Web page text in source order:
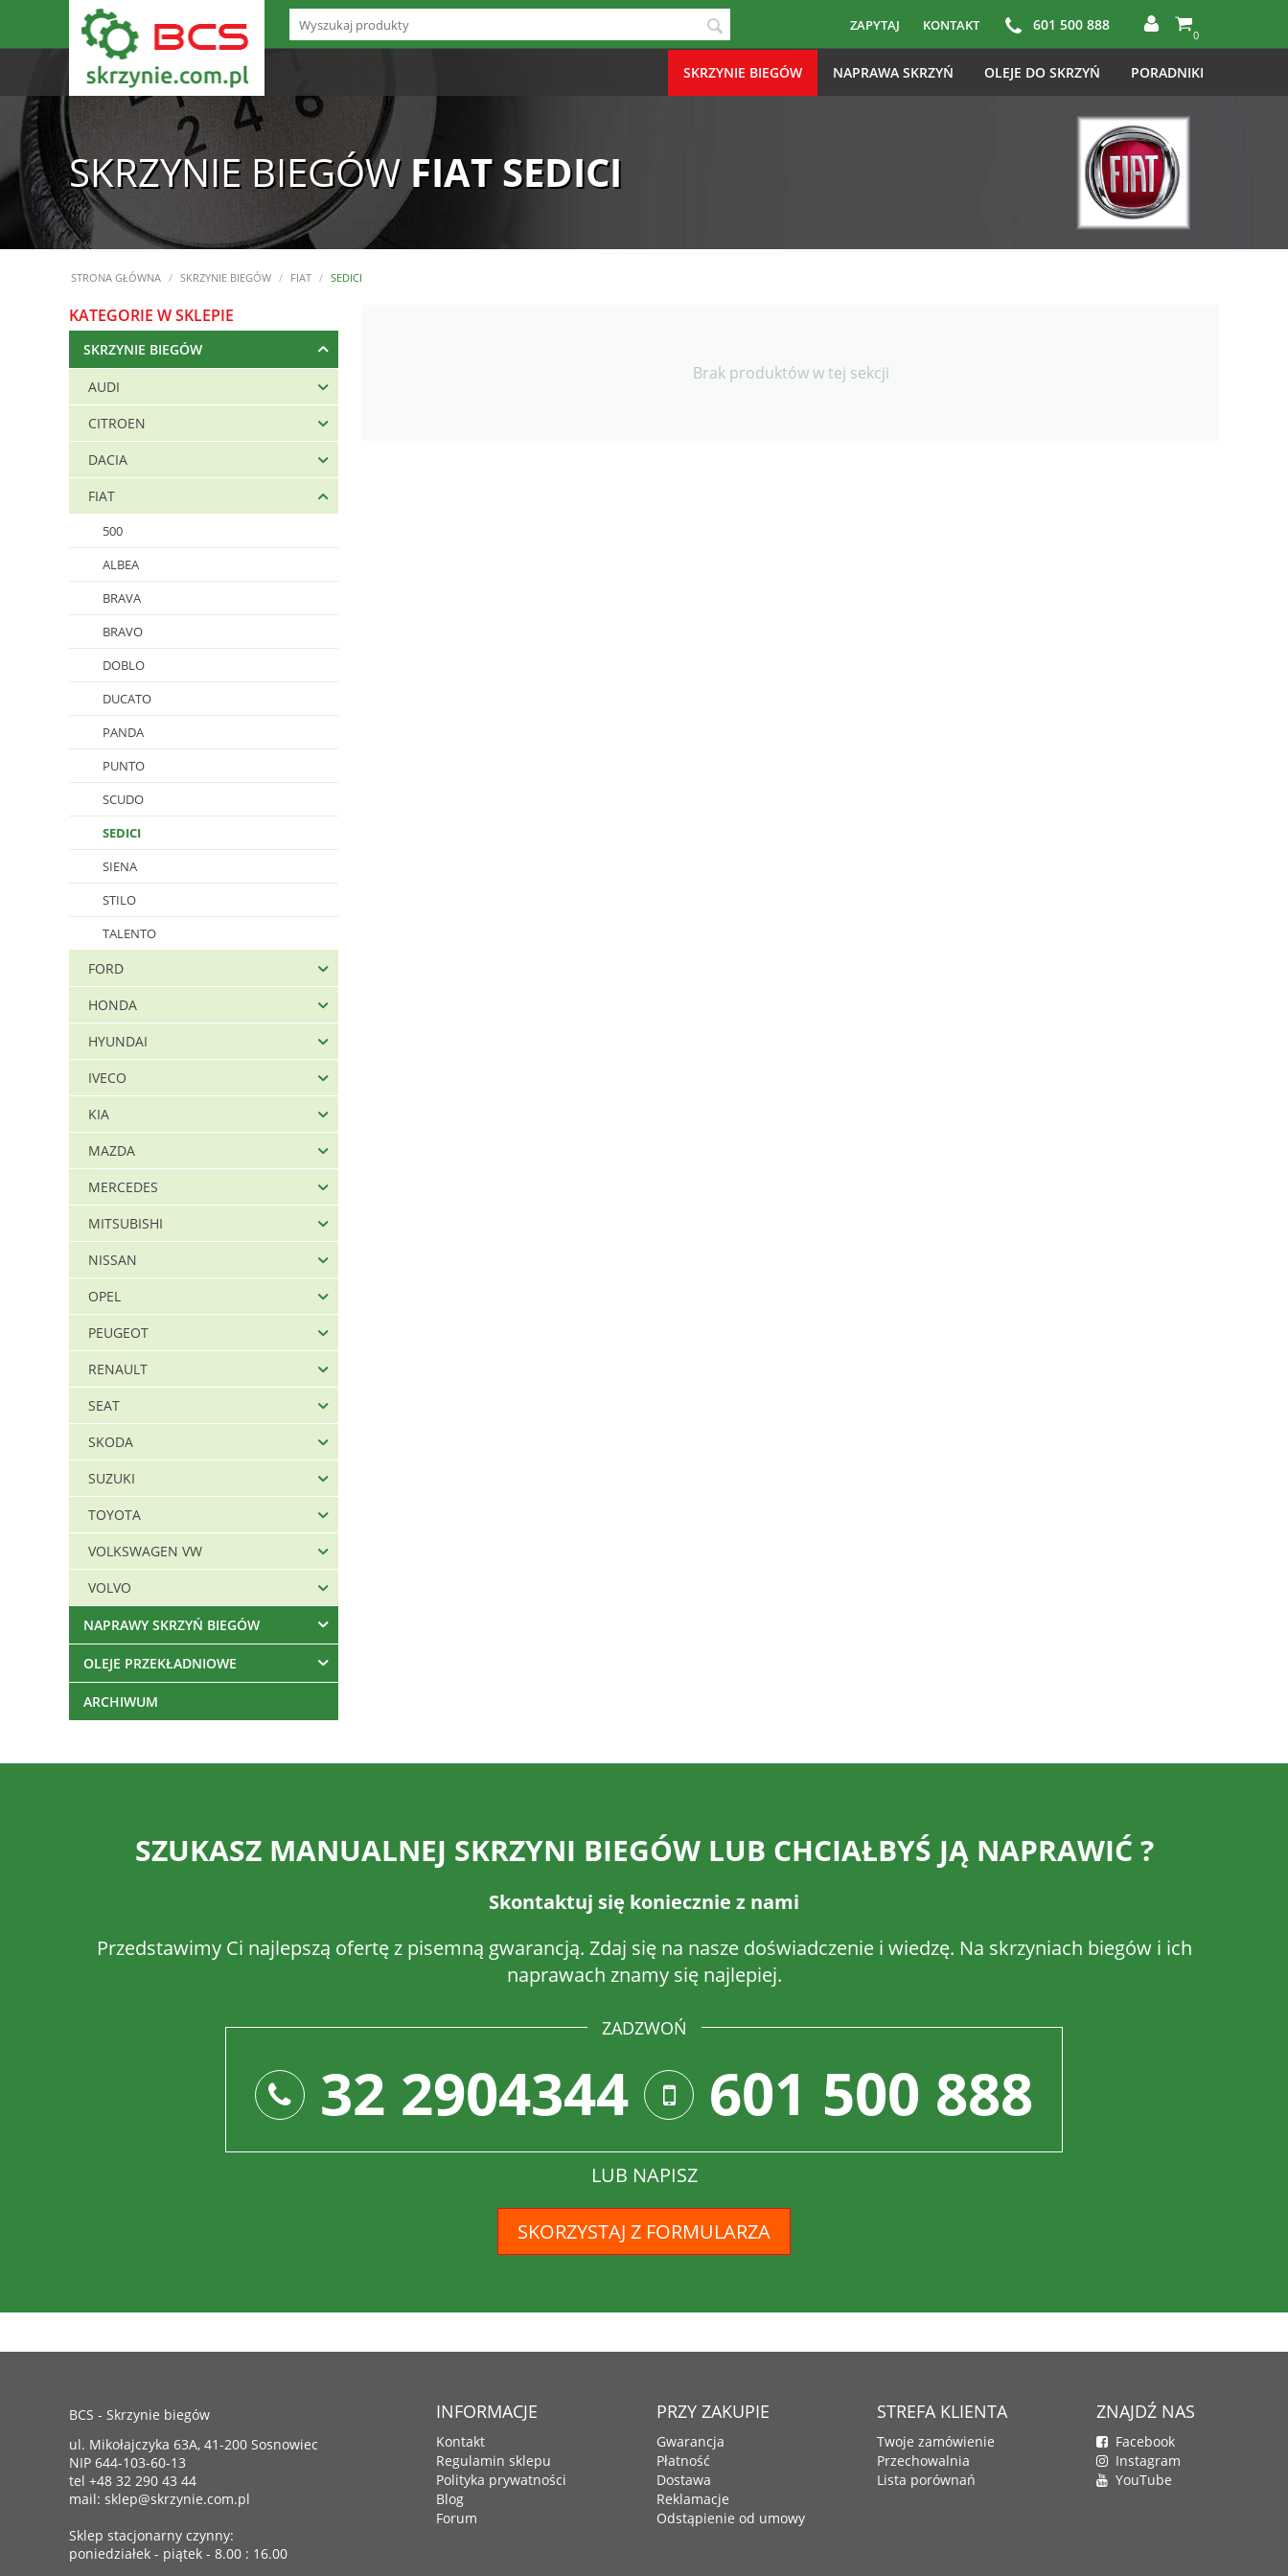
ZAPYTAJ KONTAKT 601 500 888
0
SKRZYNIE BIEGÓW NAPRAWA SKRZYŃ OLEJE DO SKRZYŃ PORADNIKI
SKRZYNIE BIEGÓW FIAT SEDICI
STRONA GŁÓWNA / SKRZYNIE BIEGÓW / FIAT / SEDICI
KATEGORIE W SKLEPIE
SKRZYNIE BIEGÓW
AUDI
CITROEN
DACIA
FIAT
500
ALBEA
BRAVA
BRAVO
DOBLO
DUCATO
PANDA
PUNTO
SCUDO
SEDICI
SIENA
STILO
TALENTO
FORD
HONDA
HYUNDAI
IVECO
KIA
MAZDA
MERCEDES
MITSUBISHI
NISSAN
OPEL
PEUGEOT
RENAULT
SEAT
SKODA
SUZUKI
TOYOTA
VOLKSWAGEN VW
VOLVO
NAPRAWY SKRZYŃ BIEGÓW
OLEJE PRZEKŁADNIOWE
ARCHIWUM
Brak produktów w tej sekcji
SZUKASZ MANUALNEJ SKRZYNI BIEGÓW LUB CHCIAŁBYŚ JĄ NAPRAWIĆ ?
Skontaktuj się koniecznie z nami
Przedstawimy Ci najlepszą ofertę z pisemną gwarancją. Zdaj się na nasze doświadczenie i wiedzę. Na skrzyniach biegów i ich
naprawach znamy się najlepiej.
ZADZWOŃ
32 2904344 601 500 888
LUB NAPISZ
SKORZYSTAJ Z FORMULARZA
BCS - Skrzynie biegów
ul. Mikołajczyka 63A, 41-200 Sosnowiec
NIP 644-103-60-13
tel +48 32 290 43 44
mail: sklep@skrzynie.com.pl
Sklep stacjonarny czynny:
poniedziałek - piątek - 8.00 : 16.00
INFORMACJE
Kontakt
Regulamin sklepu
Polityka prywatności
Blog
Forum
PRZY ZAKUPIE
Gwarancja
Płatność
Dostawa
Reklamacje
Odstąpienie od umowy
STREFA KLIENTA
Twoje zamówienie
Przechowalnia
Lista porównań
ZNAJDŹ NAS
Facebook
Instagram
YouTube